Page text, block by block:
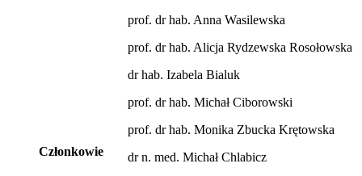
Członkowie
prof. dr hab. Anna Wasilewska
prof. dr hab. Alicja Rydzewska Rosołowska
dr hab. Izabela Bialuk
prof. dr hab. Michał Ciborowski
prof. dr hab. Monika Zbucka Krętowska
dr n. med. Michał Chlabicz